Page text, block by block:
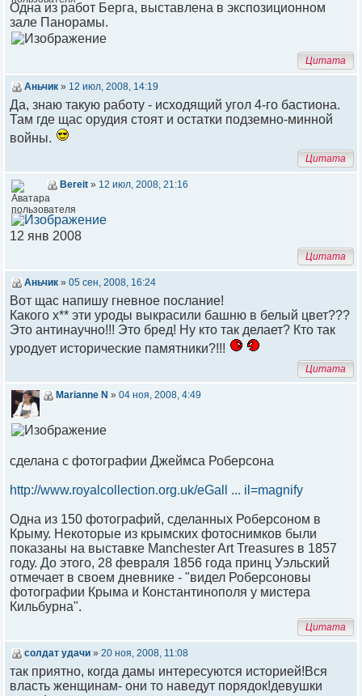
Одна из работ Берга, выставлена в экспозиционном
зале Панорамы.
Цитата
Аньчик » 12 июл, 2008, 14:19
Да, знаю такую работу - исходящий угол 4-го бастиона.
Там где щас орудия стоят и остатки подземно-минной
войны.
Цитата
Bereit » 12 июл, 2008, 21:16
12 янв 2008
Цитата
Аньчик » 05 сен, 2008, 16:24
Вот щас напишу гневное послание!
Какого х** эти уроды выкрасили башню в белый цвет???
Это антинаучно!!! Это бред! Ну кто так делает? Кто так
уродует исторические памятники?!!!
Цитата
Marianne N » 04 ноя, 2008, 4:49
сделана с фотографии Джеймса Роберсона
http://www.royalcollection.org.uk/eGall ... il=magnify
Одна из 150 фотографий, сделанных Роберсоном в
Крыму. Некоторые из крымских фотоснимков были
показаны на выставке Manchester Art Treasures в 1857
году. До этого, 28 февраля 1856 года принц Уэльский
отмечает в своем дневнике - "видел Роберсоновы
фотографии Крыма и Константинополя у мистера
Кильбурна".
Цитата
солдат удачи » 20 ноя, 2008, 11:08
так приятно, когда дамы интересуются историей!Вся
власть женщинам- они то наведут порядок!девушки